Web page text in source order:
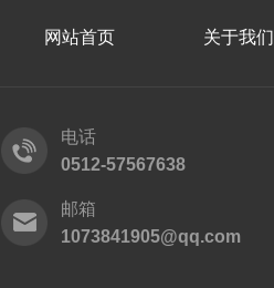
网站首页 关于我们
电话
0512-57567638
邮箱
1073841905@qq.com